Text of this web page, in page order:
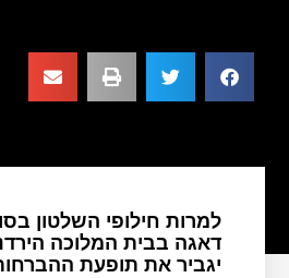
למרות חילופי השלטון
דאגה בבית המלוכה
יגביר את תופעת